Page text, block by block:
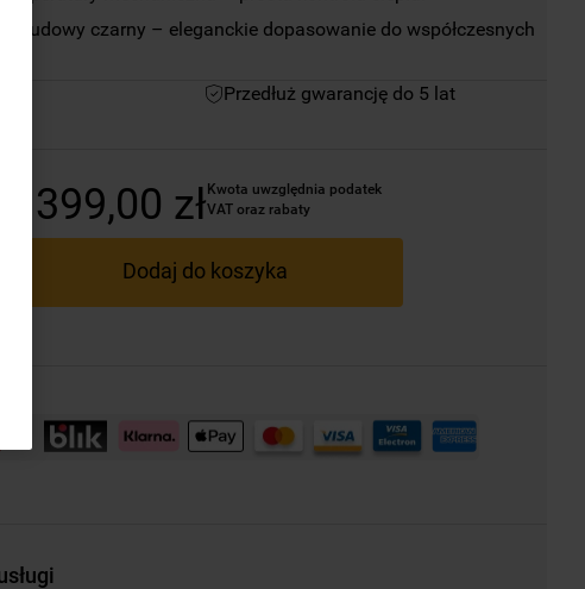
zabudowy czarny – eleganckie dopasowanie do współczesnych
Przedłuż gwarancję do 5 lat
1399,00 złKwota uwzględnia podatek
VAT oraz rabaty
Dodaj do koszyka